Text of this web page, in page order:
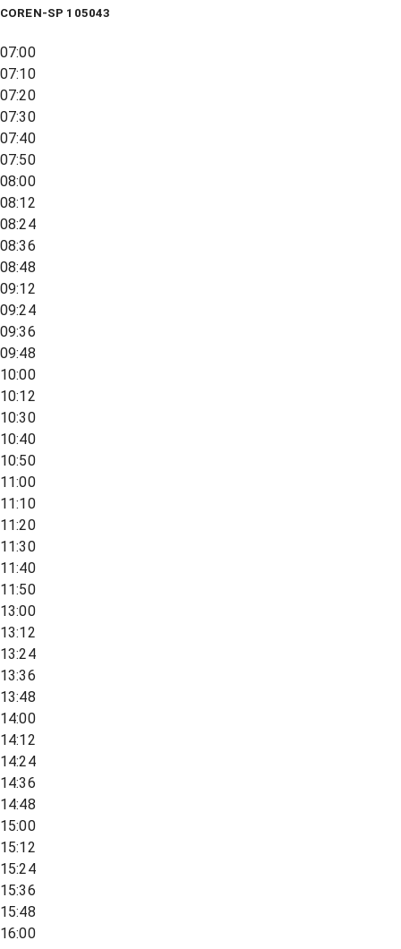
COREN-SP 105043
07:00
07:10
07:20
07:30
07:40
07:50
08:00
08:12
08:24
08:36
08:48
09:12
09:24
09:36
09:48
10:00
10:12
10:30
10:40
10:50
11:00
11:10
11:20
11:30
11:40
11:50
13:00
13:12
13:24
13:36
13:48
14:00
14:12
14:24
14:36
14:48
15:00
15:12
15:24
15:36
15:48
16:00